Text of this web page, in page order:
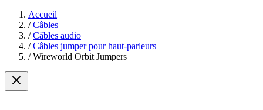
Accueil
/ Câbles
/ Câbles audio
/ Câbles jumper pour haut-parleurs
/ Wireworld Orbit Jumpers